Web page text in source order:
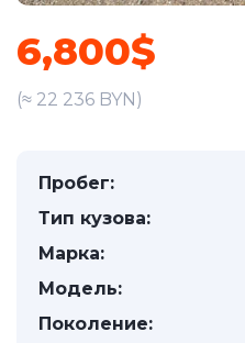
6,800$
(≈ 22 236 BYN)
Пробег:
Тип кузова:
Марка:
Модель:
Поколение: